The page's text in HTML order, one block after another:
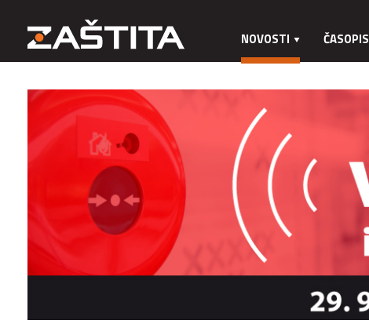
NOVOSTI ČASOPIS